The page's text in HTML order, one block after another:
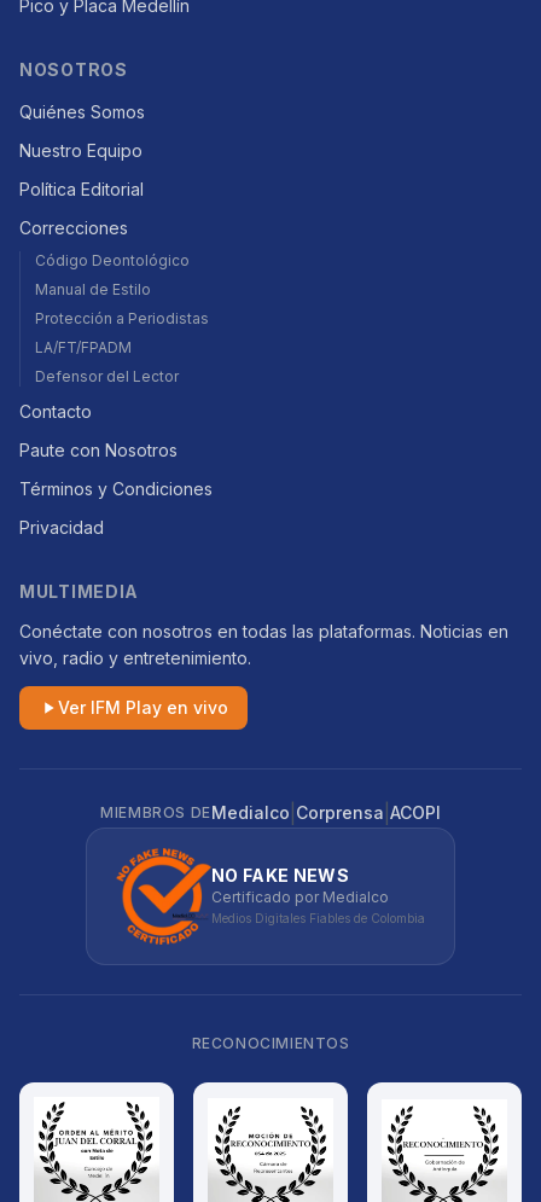
Pico y Placa Medellín
NOSOTROS
Quiénes Somos
Nuestro Equipo
Política Editorial
Correcciones
Código Deontológico
Manual de Estilo
Protección a Periodistas
LA/FT/FPADM
Defensor del Lector
Contacto
Paute con Nosotros
Términos y Condiciones
Privacidad
MULTIMEDIA
Conéctate con nosotros en todas las plataformas. Noticias en
vivo, radio y entretenimiento.
Ver IFM Play en vivo
MIEMBROS DEMedialco Corprensa ACOPI
NO FAKE NEWS
Certificado por Medialco
Medios Digitales Fiables de Colombia
RECONOCIMIENTOS